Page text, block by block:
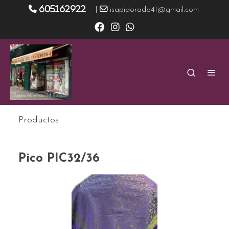
605162922 isapidorado41@gmail.com
Productos
Pico PIC32/36